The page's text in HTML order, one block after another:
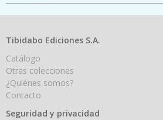
Tibidabo Ediciones S.A.
Catálogo
Otras colecciones
¿Quiénes somos?
Contacto
Seguridad y privacidad